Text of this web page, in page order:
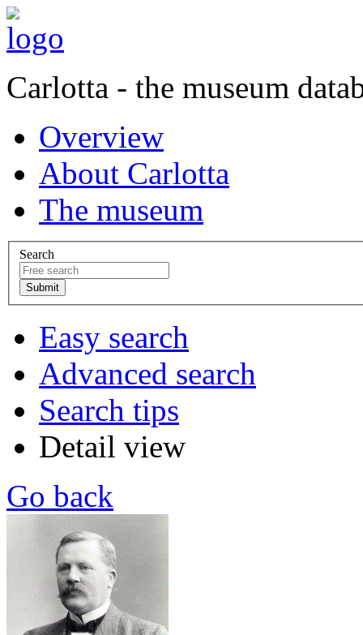
Carlotta - the museum
Overview
About Carlotta
The museum
Search
Easy search
Advanced search
Search tips
Detail view
Go back